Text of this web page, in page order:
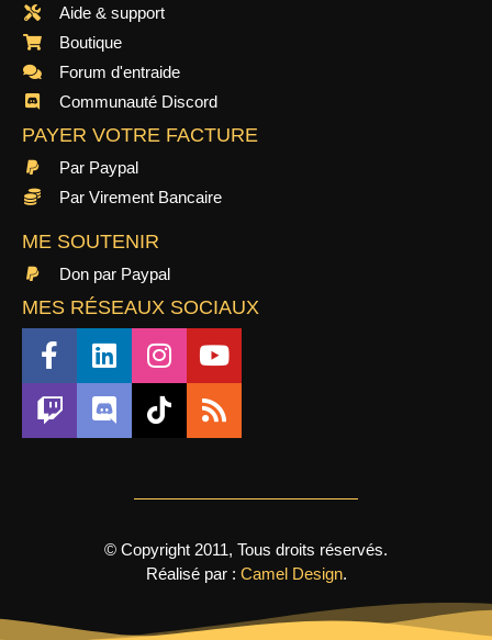
Aide & support
Boutique
Forum d'entraide
Communauté Discord
PAYER VOTRE FACTURE
Par Paypal
Par Virement Bancaire
ME SOUTENIR
Don par Paypal
MES RÉSEAUX SOCIAUX
© Copyright 2011, Tous droits réservés.
Réalisé par : Camel Design.